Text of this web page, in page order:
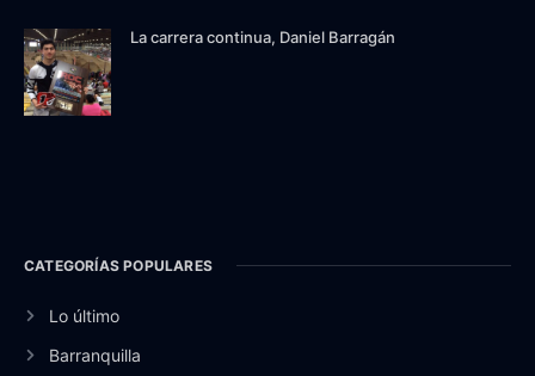
La carrera continua, Daniel Barragán
CATEGORÍAS POPULARES
Lo último
Barranquilla